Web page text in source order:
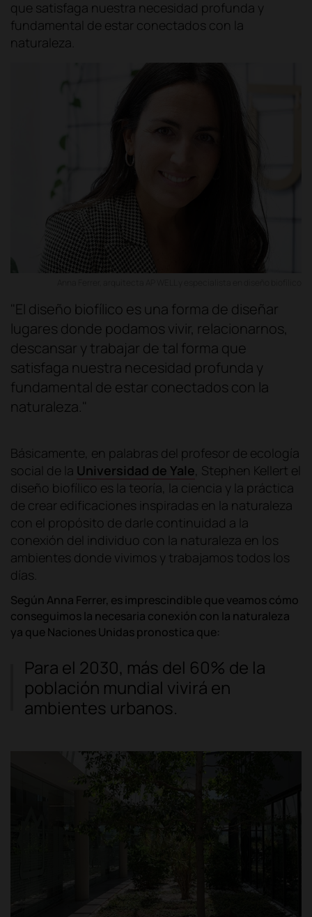
que satisfaga nuestra necesidad profunda y
fundamental de estar conectados con la
naturaleza.
"El diseño biofílico es una forma de diseñar
lugares donde podamos vivir, relacionarnos,
descansar y trabajar de tal forma que
satisfaga nuestra necesidad profunda y
fundamental de estar conectados con la
naturaleza."
Básicamente, en palabras del profesor de ecología
social de la Universidad de Yale, Stephen Kellert el
diseño biofílico es la teoría, la ciencia y la práctica
de crear edificaciones inspiradas en la naturaleza
con el propósito de darle continuidad a la
conexión del individuo con la naturaleza en los
ambientes donde vivimos y trabajamos todos los
días.
Según Anna Ferrer, es imprescindible que veamos cómo
conseguimos la necesaria conexión con la naturaleza
ya que Naciones Unidas pronostica que:
Para el 2030, más del 60% de la
población mundial vivirá en
ambientes urbanos.